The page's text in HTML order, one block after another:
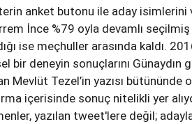
anket butonu ile aday isimlerini
İnce %79 oyla devamlı
ise meçhuller arasında kaldı.
bir deneyin sonuçlarını Günaydın
Mevlüt Tezel’in yazısı bütününde
içerisinde sonuç nitelikli yer
yazılan tweet'lere değil;